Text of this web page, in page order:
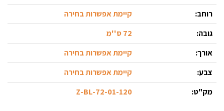
רוחב:
קיימת אפשרות בחירה
גובה:
72 ס''מ
אורך:
קיימת אפשרות בחירה
צבע:
קיימת אפשרות בחירה
מק"ט:
72-01-120-Z-BL